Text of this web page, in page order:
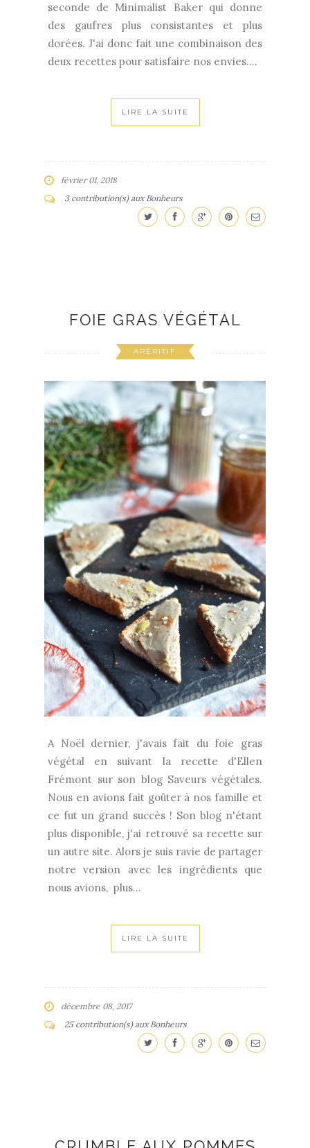
seconde de Minimalist Baker qui donne
des gaufres plus consistantes et plus
dorées. J'ai donc fait une combinaison des
deux recettes pour satisfaire nos envies....
LIRE LA SUITE
février 01, 2018
3 contribution(s) aux Bonheurs
FOIE GRAS VÉGÉTAL
APÉRITIF
A Noël dernier, j'avais fait du foie gras
végétal en suivant la recette d'Ellen
Frémont sur son blog Saveurs végétales.
Nous en avions fait goûter à nos famille et
ce fut un grand succès ! Son blog n'étant
plus disponible, j'ai retrouvé sa recette sur
un autre site. Alors je suis ravie de partager
notre version avec les ingrédients que
nous avions, plus...
LIRE LA SUITE
décembre 08, 2017
25 contribution(s) aux Bonheurs